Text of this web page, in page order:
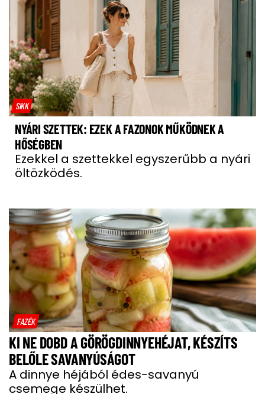
SIKK
NYÁRI SZETTEK: EZEK A FAZONOK MŰKÖDNEK A
HŐSÉGBEN
Ezekkel a szettekkel egyszerűbb a nyári
öltözködés.
FAZÉK
KI NE DOBD A GÖRÖGDINNYEHÉJAT, KÉSZÍTS
BELŐLE SAVANYÚSÁGOT
A dinnye héjából édes-savanyú
csemege készülhet.